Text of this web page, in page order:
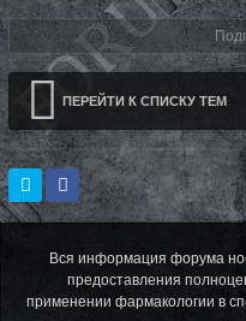
ПЕРЕЙТИ К СПИСКУ ТЕМ
Вся информация форума
предоставления
применении фармакологии в